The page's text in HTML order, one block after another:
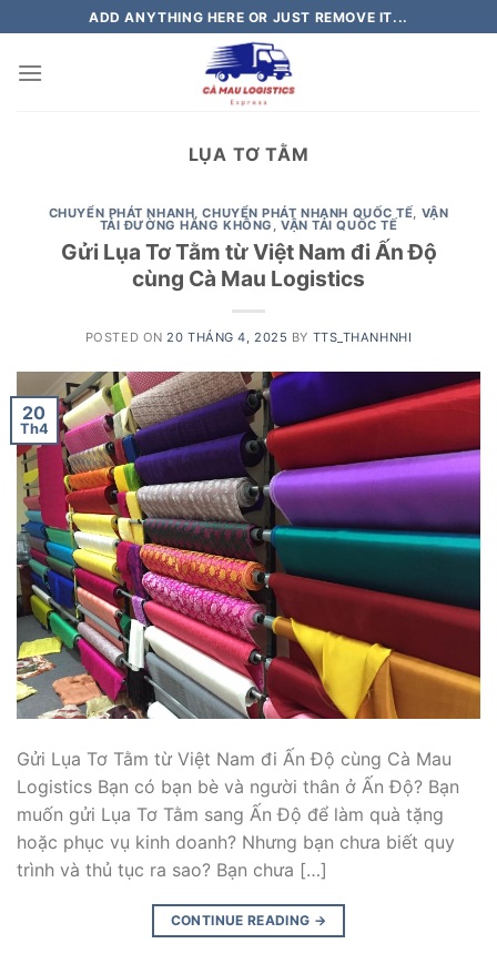
to
content
ADD ANYTHING HERE OR JUST REMOVE IT...
LỤA TƠ TẰM
CHUYỂN PHÁT NHANH,CHUYỂN PHÁT NHANH QUỐC TẾ, VẬN
TẢI ĐƯỜNG HÀNG KHÔNG , VẬN TẢI QUỐC TẾ
Gửi Lụa Tơ Tằm từ Việt Nam đi Ấn Độ
cùng Cà Mau Logistics
POSTED ON 20 THÁNG 4, 2025 BY TTS_THANHNHI
20
Th4
Gửi Lụa Tơ Tằm từ Việt Nam đi Ấn Độ cùng Cà Mau
Logistics Bạn có bạn bè và người thân ở Ấn Độ? Bạn
muốn gửi Lụa Tơ Tằm sang Ấn Độ để làm quà tặng
hoặc phục vụ kinh doanh? Nhưng bạn chưa biết quy
trình và thủ tục ra sao? Bạn chưa […]
CONTINUE READING →